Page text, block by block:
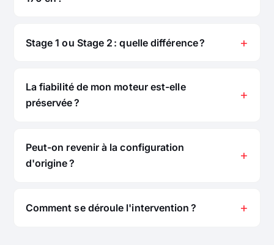
Stage 1 ou Stage 2 : quelle différence ?
La fiabilité de mon moteur est-elle
préservée ?
Peut-on revenir à la configuration
d'origine ?
Comment se déroule l'intervention ?